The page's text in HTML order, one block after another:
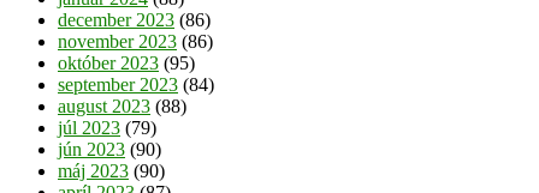
december 2023 (86)
november 2023 (86)
október 2023 (95)
september 2023 (84)
august 2023 (88)
júl 2023 (79)
jún 2023 (90)
máj 2023 (90)